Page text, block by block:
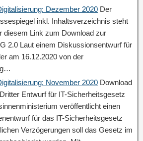
Dezember 2020 Der
inkl. Inhaltsverzeichnis steht
diesem Link zum Download zur
2.0 Laut einem Diskussionsentwurf für
am 16.12.2020 von der
November 2020 Download
Entwurf für IT-Sicherheitsgesetz
veröffentlicht einen
für das IT-Sicherheitsgesetz
Verzögerungen soll das Gesetz im